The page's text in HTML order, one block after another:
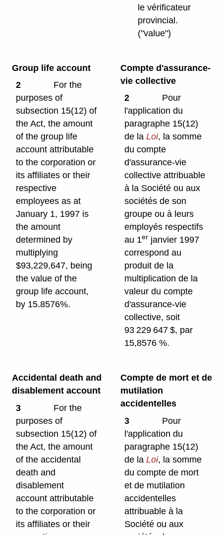
le vérificateur
provincial.
("value")
Group life account
2
For the
purposes of
subsection 15(12) of
the Act, the amount
of the group life
account attributable
to the corporation or
its affiliates or their
respective
employees as at
January 1, 1997 is
the amount
determined by
multiplying
$93,229,647, being
the value of the
group life account,
by 15.8576%.
Compte d'assurance-
vie collective
2
Pour
l'application du
paragraphe 15(12)
de laLoi, la somme
du compte
d'assurance-vie
collective attribuable
à la Société ou aux
sociétés de son
groupe ou à leurs
employés respectifs
au 1er janvier 1997
correspond au
produit de la
multiplication de la
valeur du compte
d'assurance-vie
collective, soit
93 229 647 $, par
15,8576 %.
Accidental death and
disablement account
3
For the
purposes of
subsection 15(12) of
the Act, the amount
of the accidental
death and
disablement
account attributable
to the corporation or
its affiliates or their
Compte de mort et de
mutilation
accidentelles
3
Pour
l'application du
paragraphe 15(12)
de laLoi, la somme
du compte de mort
et de mutilation
accidentelles
attribuable à la
Société ou aux